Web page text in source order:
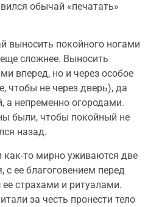
обычай «печатать»
выносить покойного ногами
сложнее. Выносить
вперед, но и через особое
чтобы не через дверь), да
а непременно огородами.
были, чтобы покойный не
назад.
как-то мирно уживаются две
с ее благоговением перед
страхами и ритуалами.
за честь пронести тело